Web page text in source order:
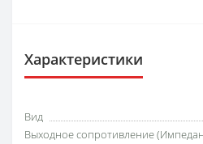
Характеристики
Вид
Выходное сопротивление